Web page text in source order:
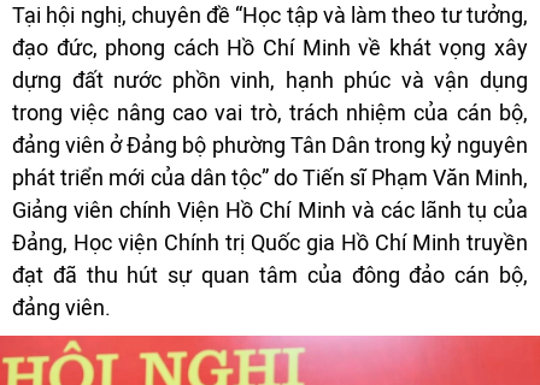
Tại hội nghị, chuyên đề “Học tập và làm theo tư tưởng,
đạo đức, phong cách Hồ Chí Minh về khát vọng xây
dựng đất nước phồn vinh, hạnh phúc và vận dụng
trong việc nâng cao vai trò, trách nhiệm của cán bộ,
đảng viên ở Đảng bộ phường Tân Dân trong kỷ nguyên
phát triển mới của dân tộc” do Tiến sĩ Phạm Văn Minh,
Giảng viên chính Viện Hồ Chí Minh và các lãnh tụ của
Đảng, Học viện Chính trị Quốc gia Hồ Chí Minh truyền
đạt đã thu hút sự quan tâm của đông đảo cán bộ,
đảng viên.